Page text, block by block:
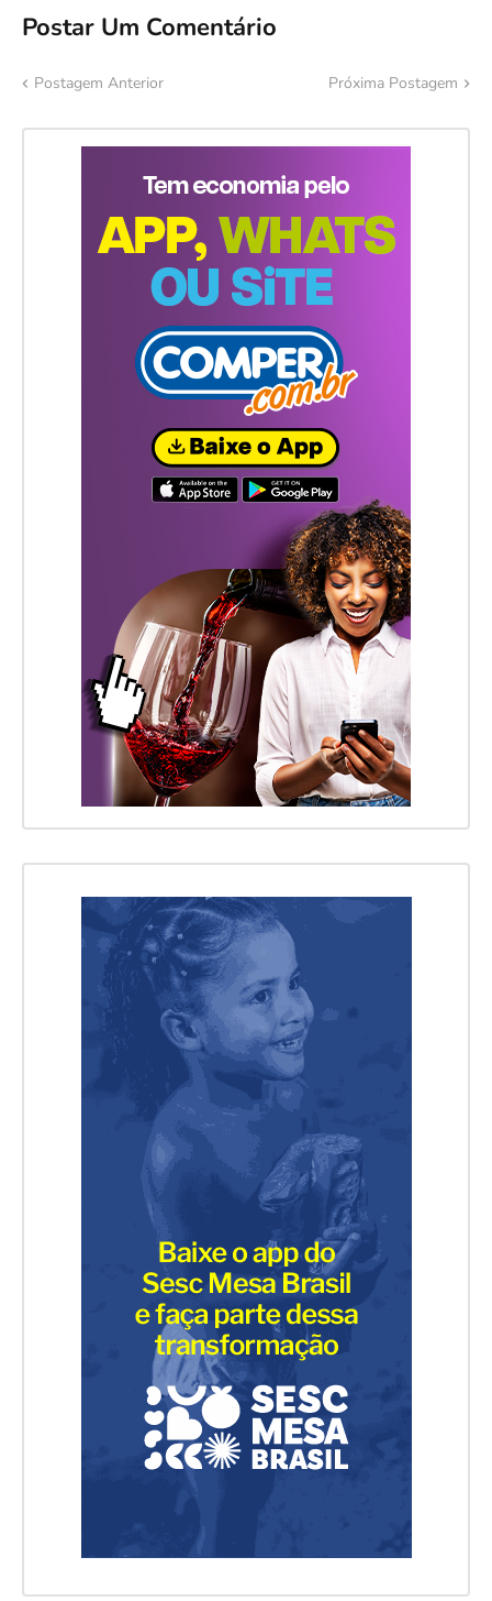
Postar Um Comentário
Postagem Anterior Próxima Postagem